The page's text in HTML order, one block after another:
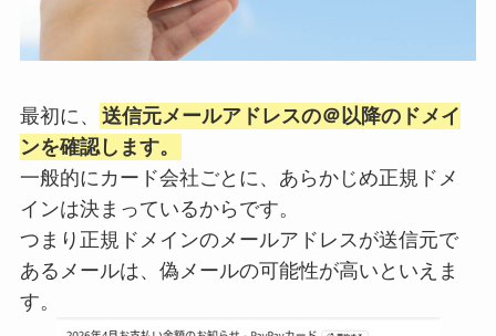
最初に、
送信元メールアドレスの＠以降のドメイ
ンを確認します。
一般的にカード会社ごとに、あらかじめ正規ドメ
インは決まっているからです。
つまり正規ドメインのメールアドレスが送信元で
あるメールは、偽メールの可能性が高いといえま
す。